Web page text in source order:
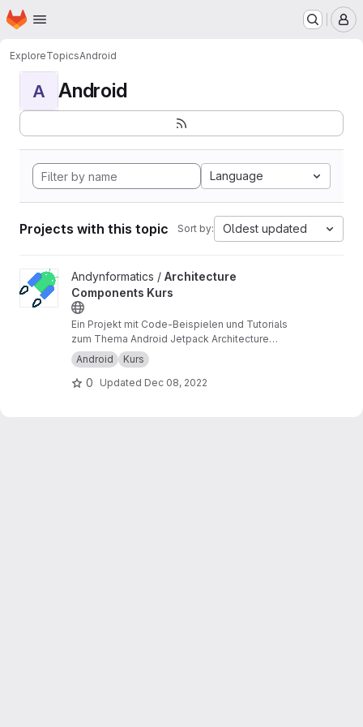
Skip to main content
Homepage
ExploreTopicsAndroid
A Android
Language
Projects with this topic Sort by: Oldest updated
View Architecture Components Kurs project
Andynformatics / Architecture
Components Kurs
Ein Projekt mit Code-Beispielen und Tutorials
zum Thema Android Jetpack Architecture
Components
Android Kurs
0 Updated Dec 08, 2022